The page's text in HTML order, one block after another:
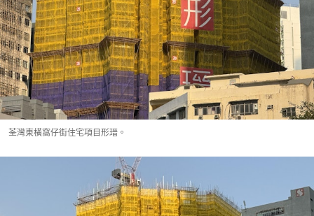
荃灣東橫窩仔街住宅項目形瑨。